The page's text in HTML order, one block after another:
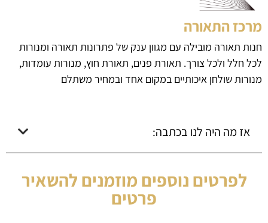
מרכז התאורה
חנות תאורה מובילה עם מגוון ענק של פתרונות תאורה ומנורות
לכל חלל ולכל צורך. תאורת פנים, תאורת חוץ, מנורות עומדות,
מנורות שולחן איכותיים במקום אחד ובמחיר משתלם
אז מה היה לנו בכתבה:
לפרטים נוספים מוזמנים להשאיר
פרטים